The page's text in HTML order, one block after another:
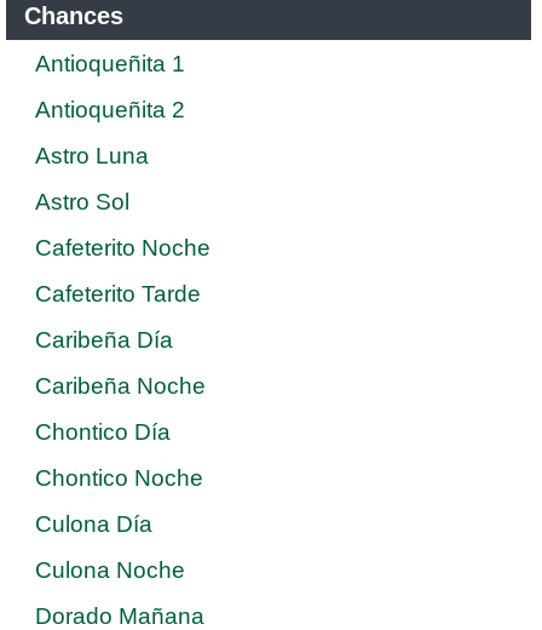
Chances
Antioqueñita 1
Antioqueñita 2
Astro Luna
Astro Sol
Cafeterito Noche
Cafeterito Tarde
Caribeña Día
Caribeña Noche
Chontico Día
Chontico Noche
Culona Día
Culona Noche
Dorado Mañana